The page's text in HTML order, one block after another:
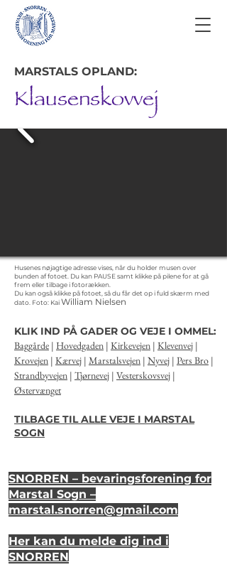
MARSTALS OPLAND:
Klausenskovvej
Husenes nøjagtige adresse vises, når du holder musen over
bunden af fotoet. Du kan PAUSE samt klikke på pilene for at gå
frem eller tilbage i fotorækken.
Du kan også klikke på fotoet, så du får det op i fuld skærm med
dato. Foto: KaiWilliam Nielsen
KLIK IND PÅ GADER OG VEJE I OMMEL:
Baggårde | Hovedgaden | Kirkevejen | Klevenvej |
Krovejen | Kærvej | Marstalsvejen | Nyvej | Pers Bro |
Strandbyvejen | Tjørnevej | Vesterskovsvej |
Østervænget
TILBAGE TIL ALLE VEJE I MARSTAL
SOGN
SNORREN – bevaringsforening for
Marstal Sogn –
marstal.snorren@gmail.com
Her kan du melde dig ind i
SNORREN